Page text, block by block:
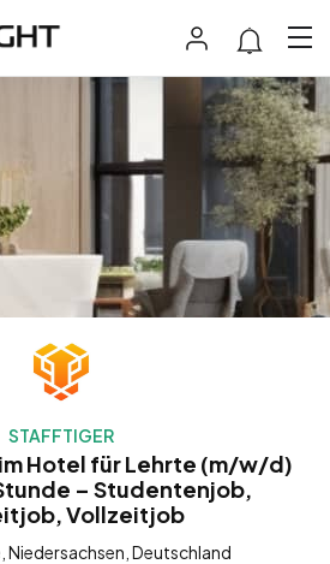
STAFFTIGER
Hotel für Lehrte (m/w/d)
– Studentenjob,
Vollzeitjob
Niedersachsen, Deutschland